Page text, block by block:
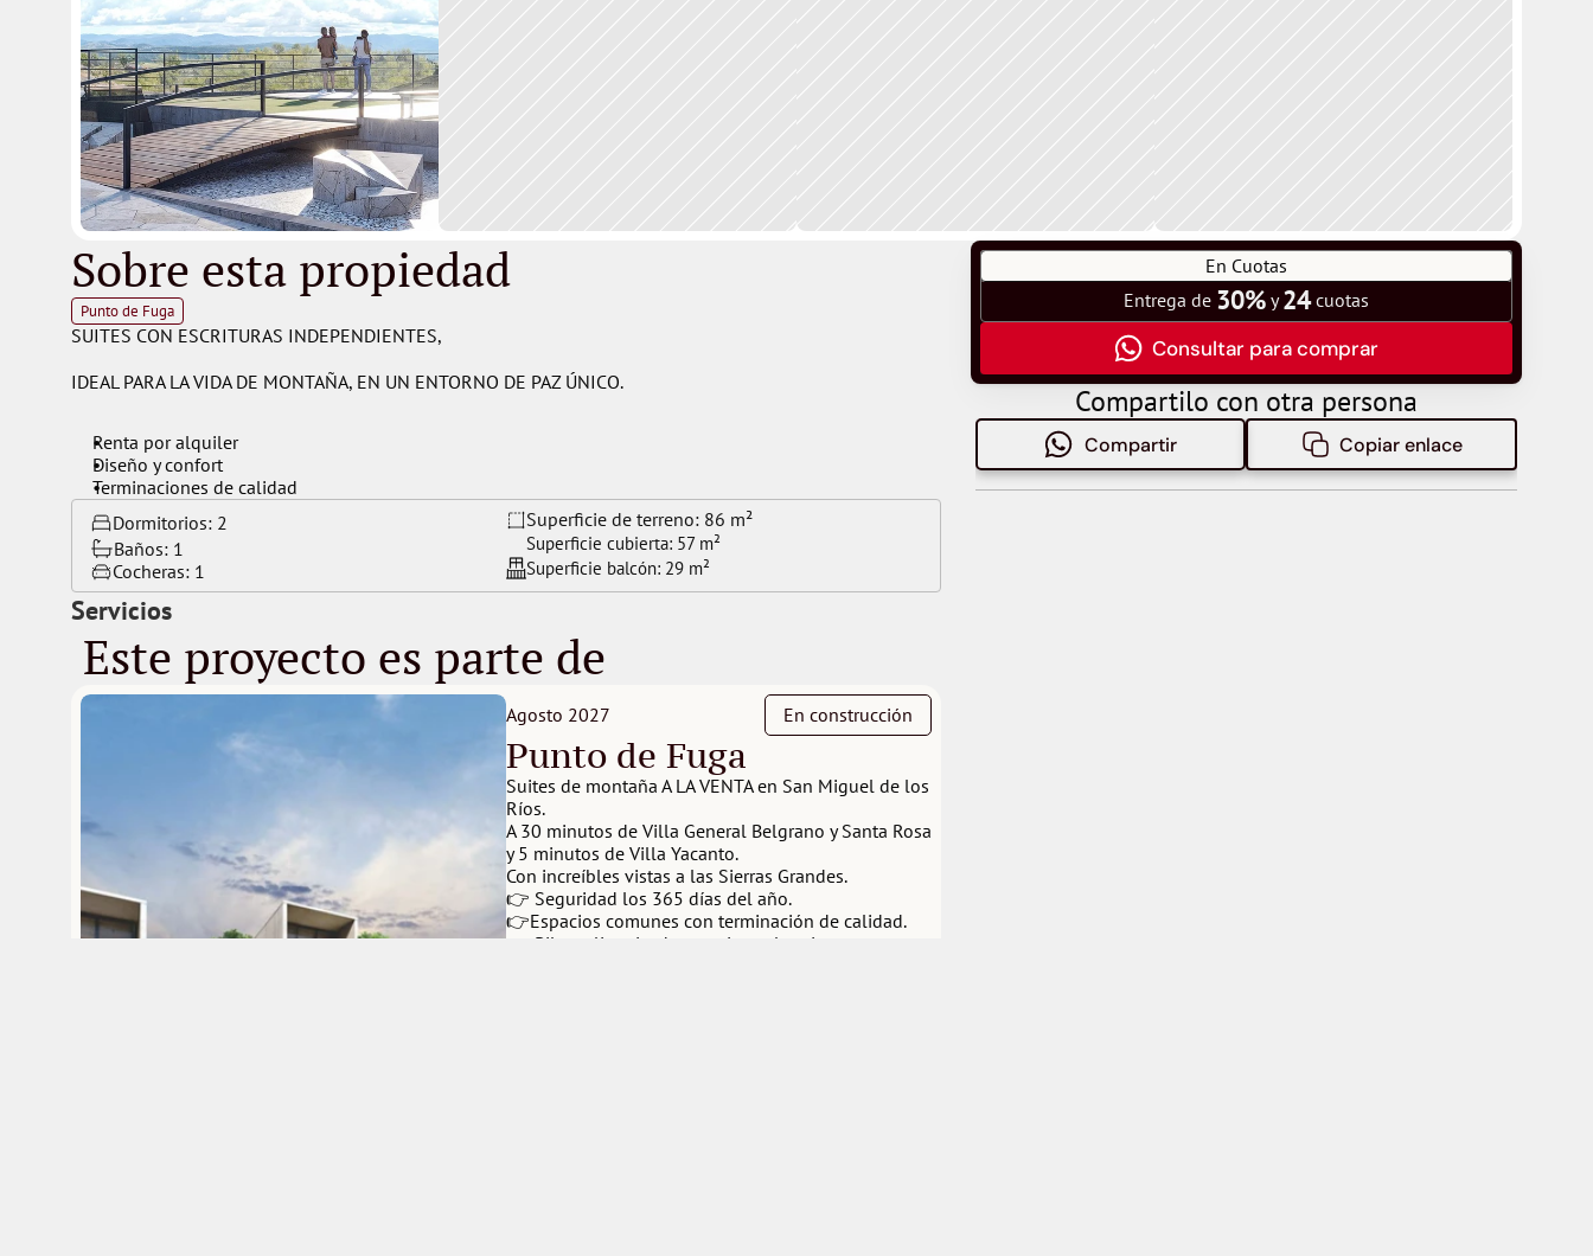
Sobre esta propiedad
Punto de Fuga
SUITES CON ESCRITURAS INDEPENDIENTES,
IDEAL PARA LA VIDA DE MONTAÑA, EN UN ENTORNO DE PAZ ÚNICO.
Renta por alquiler
Diseño y confort
Terminaciones de calidad
Dormitorios: 2
Baños: 1
Cocheras: 1
Superficie de terreno: 86 m²
Superficie cubierta: 57 m²
Superficie balcón: 29 m²
Servicios
Este proyecto es parte de
Agosto 2027 En construcción
Punto de Fuga
Suites de montaña A LA VENTA en San Miguel de los
Ríos.
A 30 minutos de Villa General Belgrano y Santa Rosa
y 5 minutos de Villa Yacanto.
Con increíbles vistas a las Sierras Grandes.
👉 Seguridad los 365 días del año.
👉Espacios comunes con terminación de calidad.
👉 Pileta climatizada con vista a las sierras.
En Cuotas
Entrega de 30% y 24 cuotas
Consultar para comprar
Compartilo con otra persona
Compartir Copiar enlace